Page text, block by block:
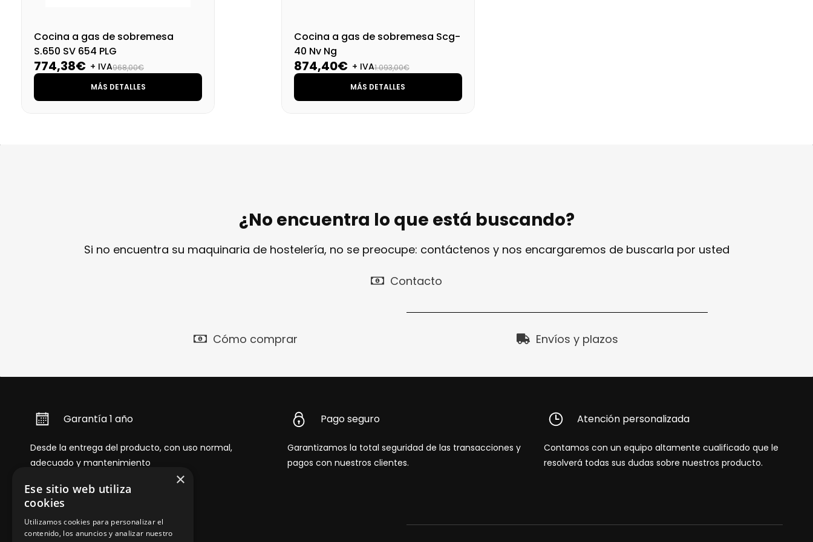
Cocina a gas de sobremesa
S.650 SV 654 PLG
774,38€ + IVA968,00€
MÁS DETALLES
Cocina a gas de sobremesa Scg-
40 Nv Ng
874,40€ + IVA1.093,00€
MÁS DETALLES
¿No encuentra lo que está buscando?
Si no encuentra su maquinaria de hostelería, no se preocupe: contáctenos y nos encargaremos de buscarla por usted
Contacto
Cómo comprar Envíos y plazos
Garantía 1 año
Desde la entrega del producto, con uso normal,
adecuado y mantenimiento
Pago seguro
Garantizamos la total seguridad de las transacciones y
pagos con nuestros clientes.
Atención personalizada
Contamos con un equipo altamente cualificado que le
resolverá todas sus dudas sobre nuestros producto.
×
Ese sitio web utiliza
cookies
Utilizamos cookies para personalizar el
contenido, los anuncios y analizar nuestro